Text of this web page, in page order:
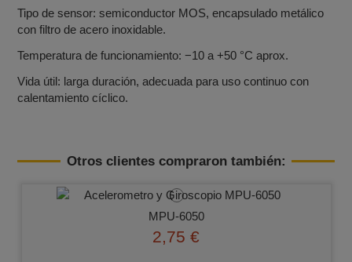
Tipo de sensor: semiconductor MOS, encapsulado metálico
con filtro de acero inoxidable.
Temperatura de funcionamiento: −10 a +50 °C aprox.
Vida útil: larga duración, adecuada para uso continuo con
calentamiento cíclico.
Otros clientes compraron también:
MPU-6050
2,75 €